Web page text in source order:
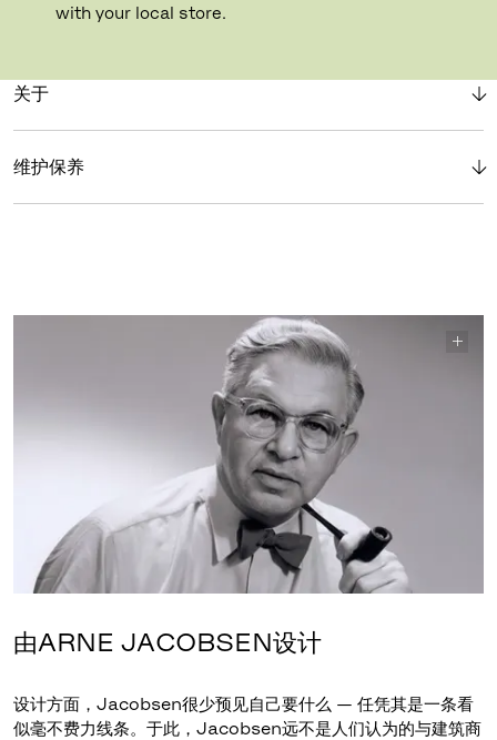
with your local store.
Buying online? This is our website for International. From here we do not offer
online purchasing. Orders can be placed with your local store.
关于
维护保养
由ARNE JACOBSEN设计
设计方面，Jacobsen很少预见自己要什么 — 任凭其是一条看
似毫不费力线条。于此，Jacobsen远不是人们认为的与建筑商